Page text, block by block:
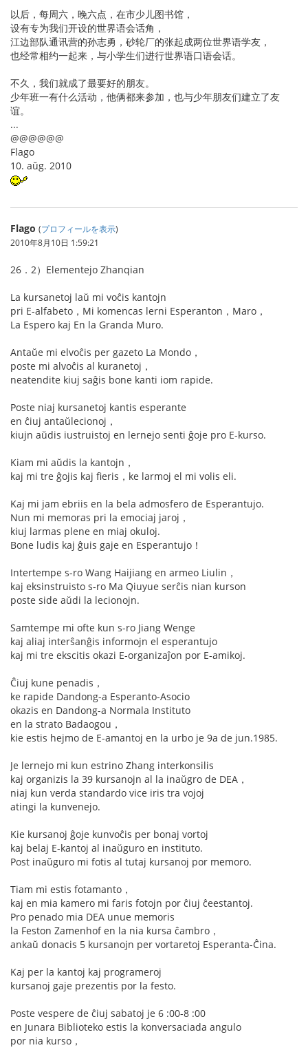
以后，每周六，晚六点，在市少儿图书馆，
设有专为我们开设的世界语会话角，
江边部队通讯营的孙志勇，砂轮厂的张起成两位世界语学友，
也经常相约一起来，与小学生们进行世界语口语会话。
不久，我们就成了最要好的朋友。
少年班一有什么活动，他俩都来参加，也与少年朋友们建立了友
谊。
...
@@@@@@
Flago
10. aŭg. 2010
Flago (プロフィールを表示)
2010年8月10日 1:59:21
26．2）Elementejo Zhanqian
La kursanetoj laŭ mi voĉis kantojn
pri E-alfabeto，Mi komencas lerni Esperanton，Maro，
La Espero kaj En la Granda Muro.
Antaŭe mi elvoĉis per gazeto La Mondo，
poste mi alvoĉis al kuranetoj，
neatendite kiuj saĝis bone kanti iom rapide.
Poste niaj kursanetoj kantis esperante
en ĉiuj antaŭlecionoj，
kiujn aŭdis iustruistoj en lernejo senti ĝoje pro E-kurso.
Kiam mi aŭdis la kantojn，
kaj mi tre ĝojis kaj fieris，ke larmoj el mi volis eli.
Kaj mi jam ebriis en la bela admosfero de Esperantujo.
Nun mi memoras pri la emociaj jaroj，
kiuj larmas plene en miaj okuloj.
Bone ludis kaj ĝuis gaje en Esperantujo！
Intertempe s-ro Wang Haijiang en armeo Liulin，
kaj eksinstruisto s-ro Ma Qiuyue serĉis nian kurson
poste side aŭdi la lecionojn.
Samtempe mi ofte kun s-ro Jiang Wenge
kaj aliaj interŝanĝis informojn el esperantujo
kaj mi tre ekscitis okazi E-organizaĵon por E-amikoj.
Ĉiuj kune penadis，
ke rapide Dandong-a Esperanto-Asocio
okazis en Dandong-a Normala Instituto
en la strato Badaogou，
kie estis hejmo de E-amantoj en la urbo je 9a de jun.1985.
Je lernejo mi kun estrino Zhang interkonsilis
kaj organizis la 39 kursanojn al la inaŭgro de DEA，
niaj kun verda standardo vice iris tra vojoj
atingi la kunvenejo.
Kie kursanoj ĝoje kunvoĉis per bonaj vortoj
kaj belaj E-kantoj al inaŭguro en instituto.
Post inaŭguro mi fotis al tutaj kursanoj por memoro.
Tiam mi estis fotamanto，
kaj en mia kamero mi faris fotojn por ĉiuj ĉeestantoj.
Pro penado mia DEA unue memoris
la Feston Zamenhof en la nia kursa ĉambro，
ankaŭ donacis 5 kursanojn per vortaretoj Esperanta-Ĉina.
Kaj per la kantoj kaj programeroj
kursanoj gaje prezentis por la festo.
Poste vespere de ĉiuj sabatoj je 6 :00-8 :00
en Junara Biblioteko estis la konversaciada angulo
por nia kurso，